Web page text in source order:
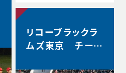
意義 “最高の自分”を
今シーズン大谷選手
の活躍が示唆したこ
と」のコーナーで、ス
リコーブラックラ
ムズ東京 チーム